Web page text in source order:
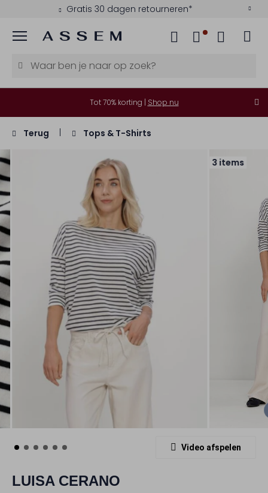
Gratis 30 dagen retourneren*
Menu
Tot 70% korting | Shop nu
Terug Tops & T-Shirts
3 items
Video afspelen
LUISA CERANO